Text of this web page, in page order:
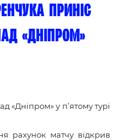
приніс
«Дніпром»
«Дніпром» у п’ятому турі
рахунок матчу відкрив